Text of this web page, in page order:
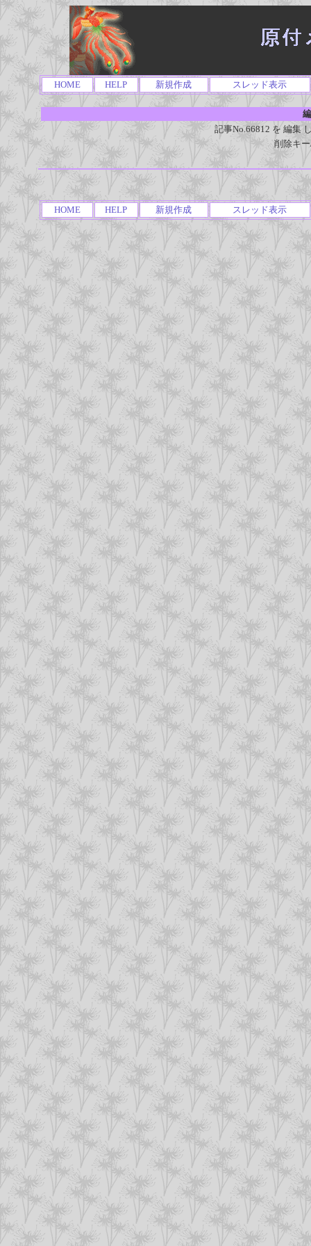
HOME HELP 新規作成 スレッド表示
記事No.66812 を 編集
削除キ
HOME HELP 新規作成 スレッド表示